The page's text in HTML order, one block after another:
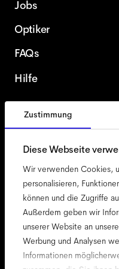
Zustimmung
Diese Webseite
Wir verwenden Cookies,
personalisieren,
können und die Zugriffe
Außerdem geben wir
unserer Website an
Werbung und Analysen
Informationen
Jobs
Optiker
FAQs
Hilfe
Österreich
Zugänglichkeit
Cookie-Richtlinie
Impressum
Datenschutz